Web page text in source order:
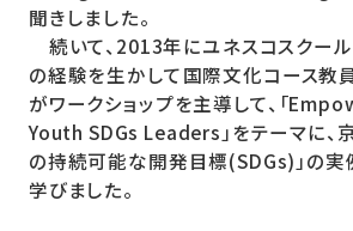
聞きしました。
続いて、2013年にユネスコスクー
の経験を生かして国際文化コース教
がワークショップを主導して、「
Youth SDGs Leaders」をテーマに、
の持続可能な開発目標(SDGs)」の
学びました。